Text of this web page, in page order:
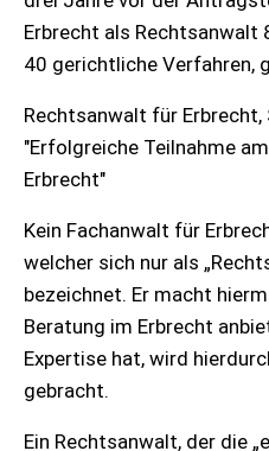
Erbrecht als Rechtsanwalt
40 gerichtliche Verfahren,
Rechtsanwalt für
"Erfolgreiche Teilnahme
Erbrecht"
Kein Fachanwalt für
welcher sich nur als
bezeichnet. Er macht
Beratung im Erbrecht
Expertise hat, wird
gebracht.
Ein Rechtsanwalt, der die